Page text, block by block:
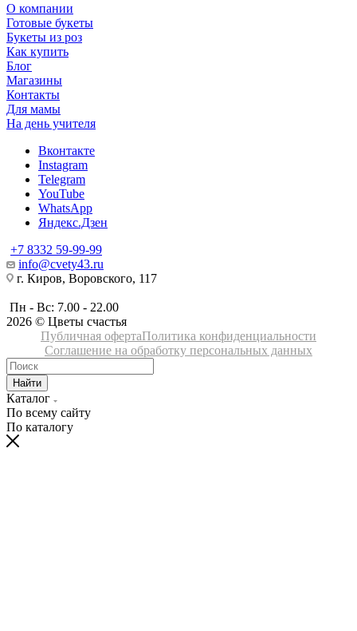
О компании
Готовые букеты
Букеты из роз
Как купить
Блог
Магазины
Контакты
Для мамы
На день учителя
Вконтакте
Instagram
Telegram
YouTube
WhatsApp
Яндекс.Дзен
+7 8332 59-99-99
info@cvety43.ru
г. Киров, Воровского, 117
Пн - Вс: 7.00 - 22.00
2026 © Цветы счастья
Публичная офертаПолитика конфиденциальности
Соглашение на обработку персональных данных
Найти
Каталог
По всему сайту
По каталогу